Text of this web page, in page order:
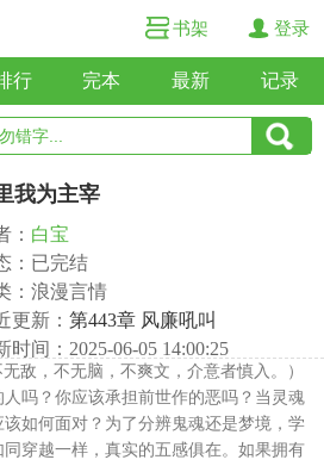
书架 登录
行 完本 最新 记录
我为主宰
： 白宝
：已完结
：浪漫言情
更新： 第443章 风廉吼叫
时间：2025-06-05 14:00:25
无敌，不无脑，不爽文，介意者慎入。）
吗？你应该承担前世作的恶吗？当灵魂
如何面对？为了分辨鬼魂还是梦境，学
穿越一样，真实的五感俱在。如果拥有